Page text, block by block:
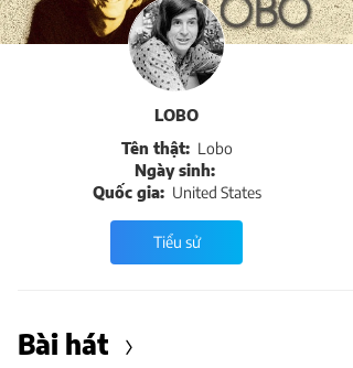
LOBO
Tên thật: Lobo
Ngày sinh:
Quốc gia: United States
Tiểu sử
Bài hát